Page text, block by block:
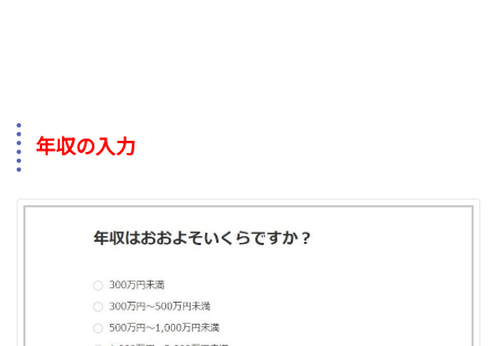
年収の入力